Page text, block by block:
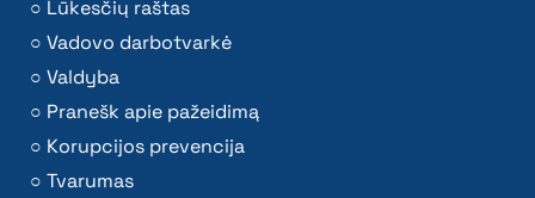
Lūkesčių raštas
Vadovo darbotvarkė
Valdyba
Pranešk apie pažeidimą
Korupcijos prevencija
Tvarumas